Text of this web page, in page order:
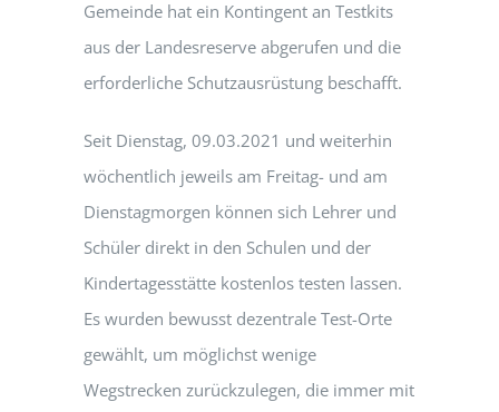
Gemeinde hat ein Kontingent an Testkits
aus der Landesreserve abgerufen und die
erforderliche Schutzausrüstung beschafft.
Seit Dienstag, 09.03.2021 und weiterhin
wöchentlich jeweils am Freitag- und am
Dienstagmorgen können sich Lehrer und
Schüler direkt in den Schulen und der
Kindertagesstätte kostenlos testen lassen.
Es wurden bewusst dezentrale Test-Orte
gewählt, um möglichst wenige
Wegstrecken zurückzulegen, die immer mit